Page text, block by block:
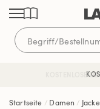
Direkt
zum
Inhalt
Direkt
zur
Navigation
Direkt
zur
Suche
KOSTENLOSE
Startseite Damen